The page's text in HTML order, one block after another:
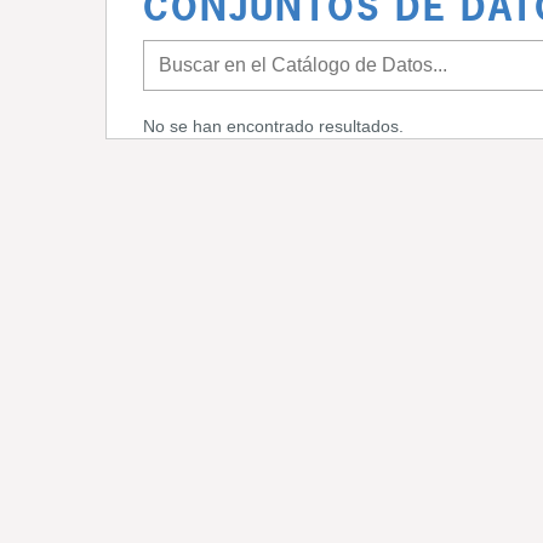
CONJUNTOS DE
No se han encontrado resultados.